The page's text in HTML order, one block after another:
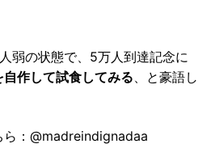
弱の状態で、5万人到達記念に
自作して試食してみる 、と豪語し
：@madreindignadaa